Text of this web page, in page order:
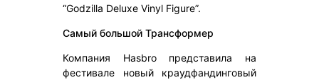
“Godzilla Deluxe Vinyl Figure”.
Самый большой Трансформер
Компания Hasbro представила на
фестивале новый краудфандинговый